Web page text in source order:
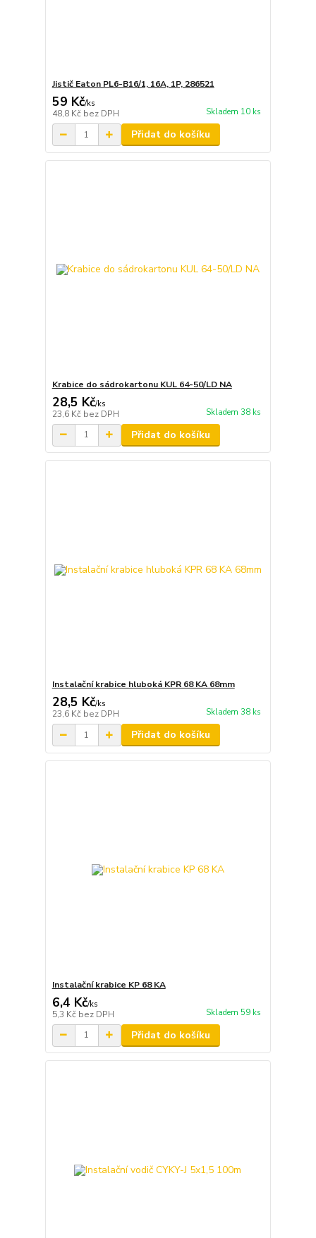
Jistič Eaton PL6-B16/1, 16A, 1P, 286521
59 Kč/ks
48,8 Kč bez DPH Skladem 10 ks
Přidat do košíku
Krabice do sádrokartonu KUL 64-50/LD NA
28,5 Kč/ks
23,6 Kč bez DPH Skladem 38 ks
Přidat do košíku
Instalační krabice hluboká KPR 68 KA 68mm
28,5 Kč/ks
23,6 Kč bez DPH Skladem 38 ks
Přidat do košíku
Instalační krabice KP 68 KA
6,4 Kč/ks
5,3 Kč bez DPH Skladem 59 ks
Přidat do košíku